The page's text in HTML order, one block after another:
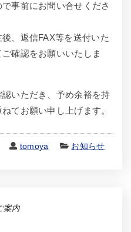
事前にお問い合せくださ
、返信FAX等を送付いた
確認をお願いいたしま
いただき、予め余裕を持
てお願い申し上げます。
tomoya お知らせ
案内